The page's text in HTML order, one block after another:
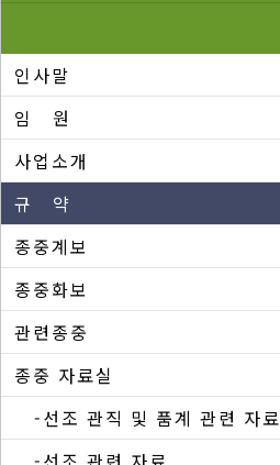
인사말
임 원
사업소개
규 약
종중계보
종중화보
관련종중
종중 자료실
-선조 관직 및 품계 관련 자료